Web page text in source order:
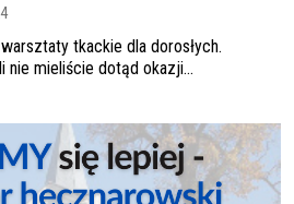
tkackie dla dorosłych.
nie mieliście dotąd okazji...